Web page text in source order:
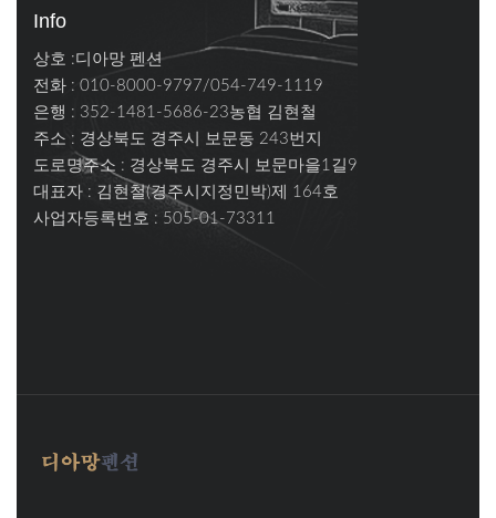
Info
상호 :디아망 펜션
전화 : 010-8000-9797/054-749-1119
은행 : 352-1481-5686-23농협 김현철
주소 : 경상북도 경주시 보문동 243번지
도로명주소 : 경상북도 경주시 보문마을1길9
대표자 : 김현철(경주시지정민박)제 164호
사업자등록번호 : 505-01-73311